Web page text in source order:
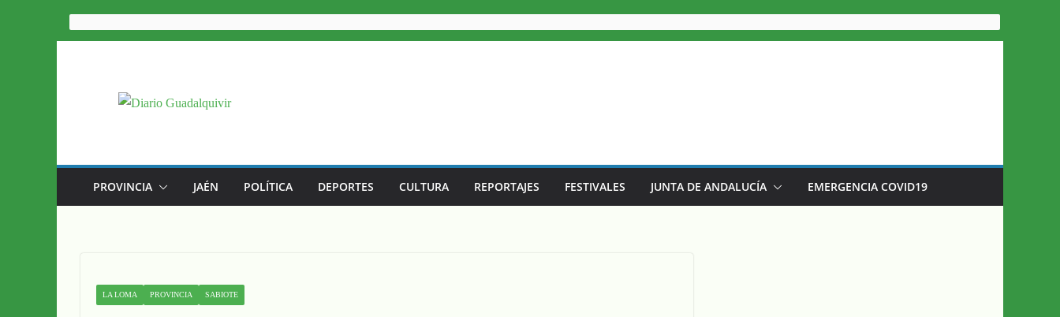
Saltar
al
PROVINCIA JAÉN POLÍTICA DEPORTES CULTURA REPORTAJES FESTIVALES JUNTA DE ANDALUCÍA EMERGENCIA COVID19
LA LOMA PROVINCIA SABIOTE